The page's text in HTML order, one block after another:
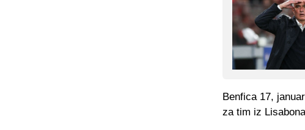
Benfica 17,
za tim iz